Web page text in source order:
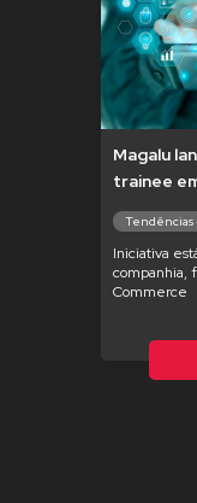
Magalu
trainee
Tendências
Iniciativa
companhia,
Commerce